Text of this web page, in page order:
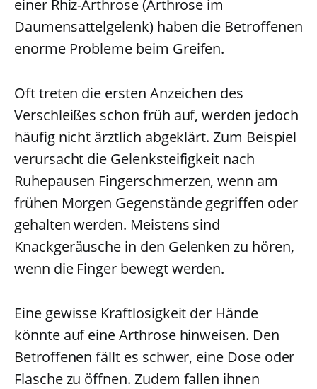
einer Rhiz-Arthrose (Arthrose im
Daumensattelgelenk) haben die Betroffenen
enorme Probleme beim Greifen.
Oft treten die ersten Anzeichen des
Verschleißes schon früh auf, werden jedoch
häufig nicht ärztlich abgeklärt. Zum Beispiel
verursacht die Gelenksteifigkeit nach
Ruhepausen Fingerschmerzen, wenn am
frühen Morgen Gegenstände gegriffen oder
gehalten werden. Meistens sind
Knackgeräusche in den Gelenken zu hören,
wenn die Finger bewegt werden.
Eine gewisse Kraftlosigkeit der Hände
könnte auf eine Arthrose hinweisen. Den
Betroffenen fällt es schwer, eine Dose oder
Flasche zu öffnen. Zudem fallen ihnen